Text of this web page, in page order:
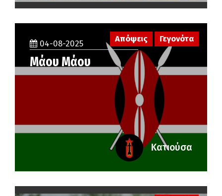
04-08-2025
Μάου Μάου
Απόψεις Γεγονότα
Κατιούσα